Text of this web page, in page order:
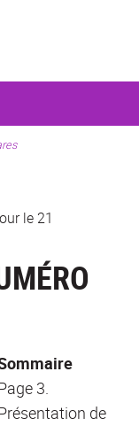
le 21
3.
de